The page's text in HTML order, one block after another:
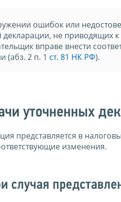
ошибок или
декларации, не приводящих
вправе внести
(абз. 2 п. 1 ст. 81 НК РФ).
уточненных
представляется в
изменения.
случая